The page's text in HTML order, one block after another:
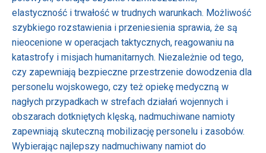
elastyczność i trwałość w trudnych warunkach. Możliwość
szybkiego rozstawienia i przeniesienia sprawia, że ​​są
nieocenione w operacjach taktycznych, reagowaniu na
katastrofy i misjach humanitarnych. Niezależnie od tego,
czy zapewniają bezpieczne przestrzenie dowodzenia dla
personelu wojskowego, czy też opiekę medyczną w
nagłych przypadkach w strefach działań wojennych i
obszarach dotkniętych klęską, nadmuchiwane namioty
zapewniają skuteczną mobilizację personelu i zasobów.
Wybierając najlepszy nadmuchiwany namiot do